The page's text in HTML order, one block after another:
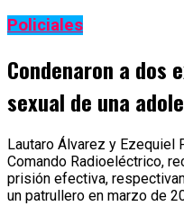
Policiales
Condenaron a dos
sexual de una
Lautaro Álvarez y Ezequiel
Comando Radioeléctrico,
prisión efectiva,
un patrullero en marzo de